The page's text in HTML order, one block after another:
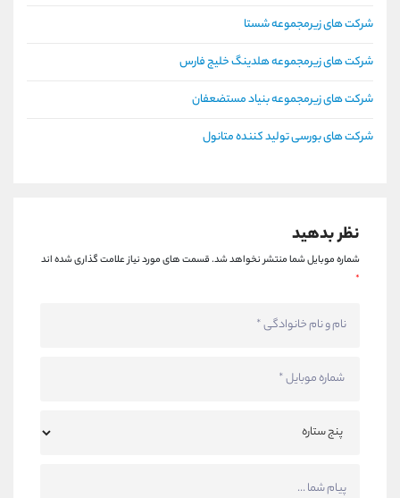
شرکت های زیرمجموعه شستا
شرکت های زیرمجموعه هلدینگ خلیج فارس
شرکت های زیرمجموعه بنیاد مستضعفان
شرکت های بورسی تولید کننده متانول
نظر بدهید
شماره موبایل شما منتشر نخواهد شد.قسمت های مورد نیاز علامت گذاری شده اند
*